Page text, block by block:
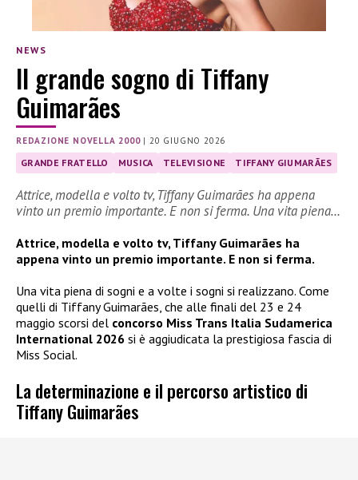
NEWS
Il grande sogno di Tiffany
Guimarães
REDAZIONE NOVELLA 2000|20 GIUGNO 2026
GRANDE FRATELLO MUSICA TELEVISIONE TIFFANY GIUMARÃES
Attrice, modella e volto tv, Tiffany Guimarães ha appena
vinto un premio importante. E non si ferma. Una vita piena…
Attrice, modella e volto tv, Tiffany Guimarães ha
appena vinto un premio importante. E non si ferma.
Una vita piena di sogni e a volte i sogni si realizzano. Come
quelli di Tiffany Guimarães, che alle finali del 23 e 24
maggio scorsi del concorso Miss Trans Italia Sudamerica
International 2026 si è aggiudicata la prestigiosa fascia di
Miss Social.
La determinazione e il percorso artistico di
Tiffany Guimarães